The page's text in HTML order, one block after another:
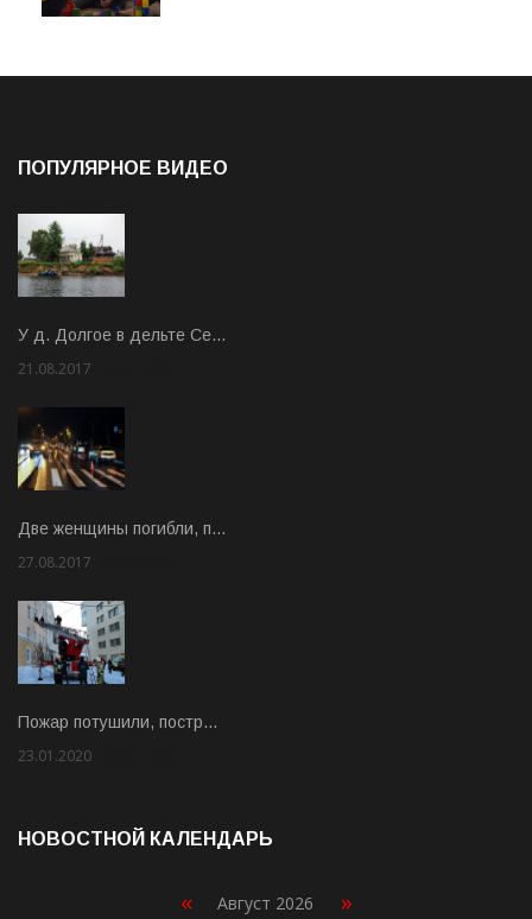
ПОПУЛЯРНОЕ ВИДЕО
У д. Долгое в дельте Се…
21.08.2017
Две женщины погибли, п…
27.08.2017
Пожар потушили, постр…
23.01.2020
НОВОСТНОЙ КАЛЕНДАРЬ
« Август 2026 »